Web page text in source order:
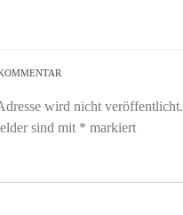
wird nicht veröffentlicht.
sind mit * markiert